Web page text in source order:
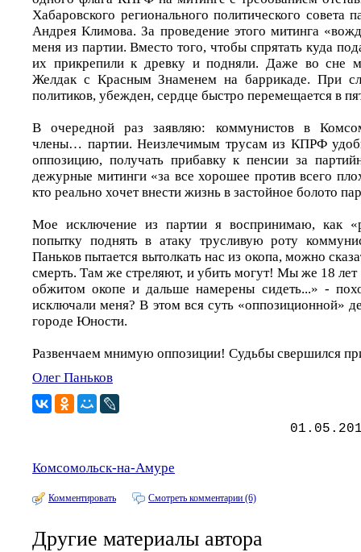
Хабаровского регионального политического совета
Андрея Климова. За проведение этого митинга
меня из партии. Вместо того, чтобы спрятать куда
их прикрепили к древку и подняли. Даже во сне
Желдак с Красным Знаменем на баррикаде. При
политиков, убежден, сердце быстро перемещается в
В очередной раз заявляю: коммунистов в
члены… партии. Неизлечимым трусам из КПРФ
оппозицию, получать прибавку к пенсии за
дежурные митинги «за все хорошее против всего
кто реально хочет внести жизнь в застойное болото
Мое исключение из партии я воспринимаю, как
попытку поднять в атаку трусливую роту
Паньков пытается вытолкать нас из окопа, можно
смерть. Там же стреляют, и убить могут! Мы же 18
обжитом окопе и дальше намерены сидеть...» -
исключали меня? В этом вся суть «оппозиционной»
городе Юности.
Развенчаем мнимую оппозиции! Судьбы свершился
Олег Паньков
Комсомольск-на-Амуре
Комментировать Смотреть комментарии (6)
Другие материалы автора